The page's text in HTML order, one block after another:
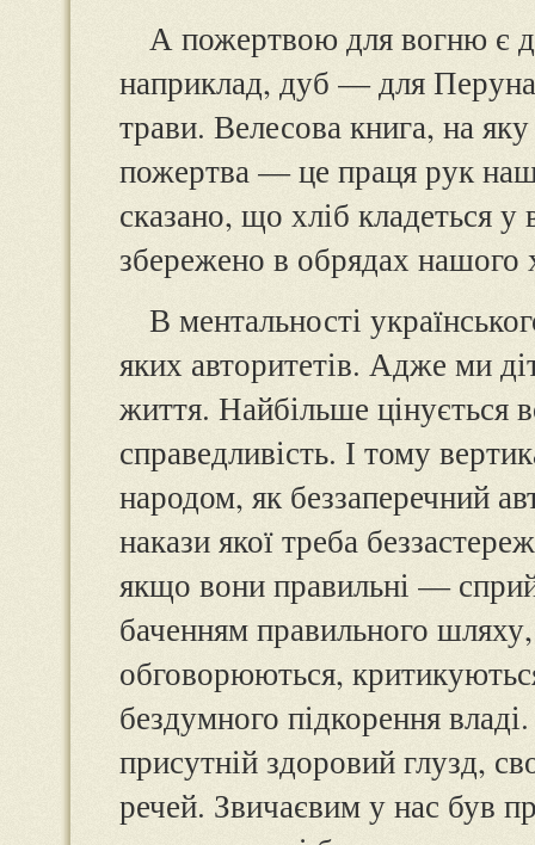
А пожертвою для вогню є
наприклад, дуб — для
трави. Велесова книга, на
пожертва — це праця рук
сказано, що хліб кладеться у
збережено в обрядах нашого
В ментальності
яких авторитетів. Адже ми
життя. Найбільше цінується
справедливість. І тому
народом, як беззаперечний
накази якої треба
якщо вони правильні —
баченням правильного
обговорюються,
бездумного підкорення
присутній здоровий глузд,
речей. Звичаєвим у нас був